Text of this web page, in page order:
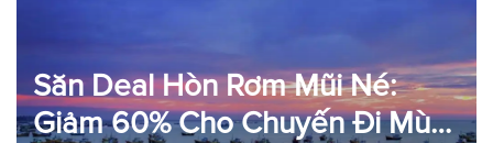
Săn Deal Hòn Rơm Mũi Né:
Giảm 60% Cho Chuyến Đi Mùa